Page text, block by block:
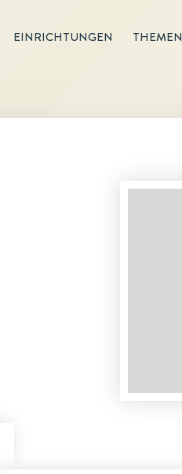
EINRICHTUNGEN THEMEN